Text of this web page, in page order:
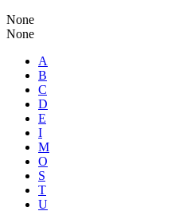
None
None
A
B
C
D
E
I
M
O
S
T
U